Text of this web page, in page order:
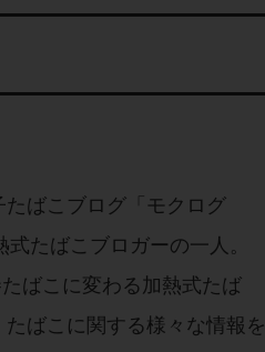
ばこブログ「モクログ
たばこブロガーの一人。
ばこに変わる加熱式たば
ばこに関する様々な情報を